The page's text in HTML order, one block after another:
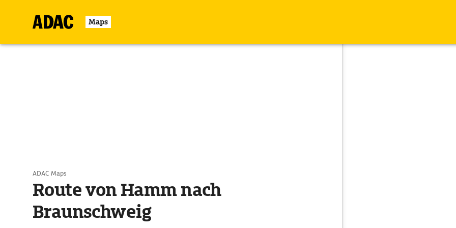
Maps
ADAC Maps
Route von Hamm nach
Braunschweig